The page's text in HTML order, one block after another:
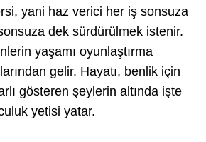
yani haz verici her iş sonsuza
dek sürdürülmek istenir.
yaşamı oyunlaştırma
gelir. Hayatı, benlik için
gösteren şeylerin altında işte
yetisi yatar.